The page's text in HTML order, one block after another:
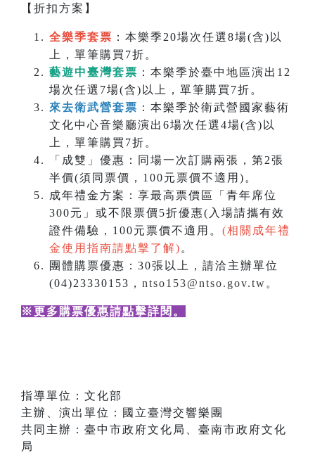
【折扣方案】
全樂季套票 ：本樂季20場次任選8場(含)以
上，單筆購買7折。
藝遊中臺灣套票 ：本樂季於臺中地區演出12
場次任選7場(含)以上，單筆購買7折。
來去衛武營套票 ：本樂季於衛武營國家藝術
文化中心音樂廳演出6場次任選4場(含)以
上，單筆購買7折。
「成雙」優惠：同場一次訂購兩張，第2張
半價(須同票價，100元票價不適用)。
成年禮金方案：享最高票價區「青年席位
300元」或不限票價5折優惠(入場請攜有效
證件備驗，100元票價不適用。 (相關成年禮
金使用指南請點擊了解) 。
團體購票優惠：30張以上，請洽主辦單位
(04)23330153， ntso153@ntso.gov.tw 。
※更多購票優惠請點擊詳閱 。
指導單位：文化部
主辦、演出單位：國立臺灣交響樂團
共同主辦：臺中市政府文化局、臺南市政府文化
局